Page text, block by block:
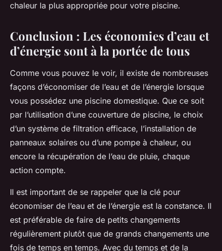
chaleur la plus appropriée pour votre piscine.
Conclusion : Les économies d’eau et
d’énergie sont à la portée de tous
Comme vous pouvez le voir, il existe de nombreuses
façons d’économiser de l’eau et de l’énergie lorsque
vous possédez une piscine domestique. Que ce soit
par l’utilisation d’une couverture de piscine, le choix
d’un système de filtration efficace, l’installation de
panneaux solaires ou d’une pompe à chaleur, ou
encore la récupération de l’eau de pluie, chaque
action compte.
Il est important de se rappeler que la clé pour
économiser de l’eau et de l’énergie est la constance. Il
est préférable de faire de petits changements
régulièrement plutôt que de grands changements une
fois de temps en temps. Avec du temps et de la